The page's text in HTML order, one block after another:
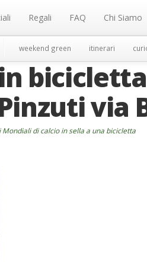
Regali FAQ Chi Siamo
weekend green itinerari
in
via
Mondiali di calcio in sella a una bicicletta